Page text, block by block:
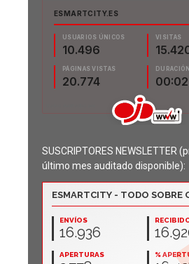
SUSCRIPTORES NEWSLETTER
último mes auditado disponible):